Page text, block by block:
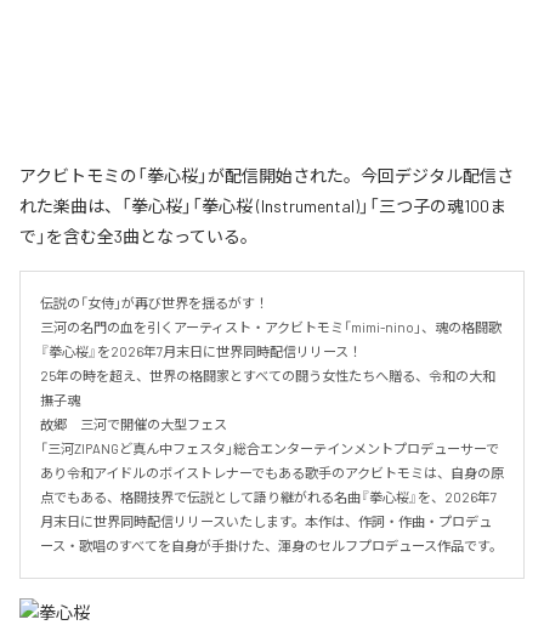
アクビトモミの「拳心桜」が配信開始された。今回デジタル配信さ
れた楽曲は、「拳心桜」「拳心桜 (Instrumental)」「三つ子の魂100ま
で」を含む全3曲となっている。
伝説の「女侍」が再び世界を揺るがす！
三河の名門の血を引くアーティスト・アクビトモミ「mimi-nino」、魂の格闘歌
『拳心桜』を2026年7月末日に世界同時配信リリース！
25年の時を超え、世界の格闘家とすべての闘う女性たちへ贈る、令和の大和
撫子魂
故郷　三河で開催の大型フェス
「三河ZIPANGど真ん中フェスタ」総合エンターテインメントプロデューサーで
あり令和アイドルのボイストレナーでもある歌手のアクビトモミは、自身の原
点でもある、格闘技界で伝説として語り継がれる名曲『拳心桜』を、2026年7
月末日に世界同時配信リリースいたします。本作は、作詞・作曲・プロデュ
ース・歌唱のすべてを自身が手掛けた、渾身のセルフプロデュース作品です。